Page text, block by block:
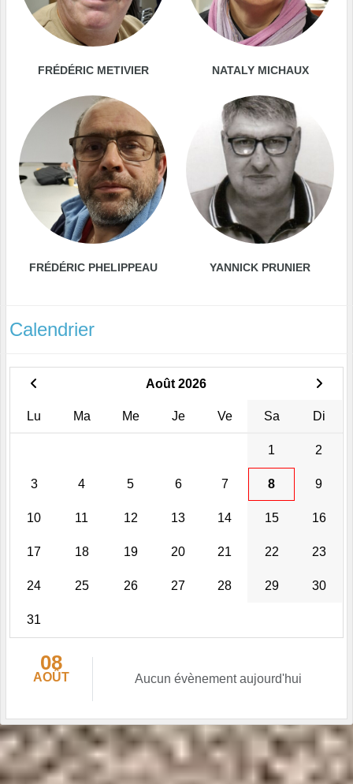
FRÉDÉRIC METIVIER NATALY MICHAUX
FRÉDÉRIC PHELIPPEAU YANNICK PRUNIER
Calendrier
Août 2026
Lu Ma Me Je Ve Sa Di
1 2
3 4 5 6 7 8 9
10 11 12 13 14 15 16
17 18 19 20 21 22 23
24 25 26 27 28 29 30
31
08
AOÛT Aucun évènement aujourd'hui